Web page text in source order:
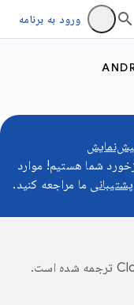
ورود به برنامه
شما هستیم! موارد
ما مراجعه کنید.
ترجمه شده است.